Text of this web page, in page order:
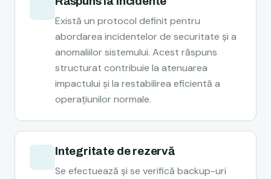
Există un protocol definit pentru
abordarea incidentelor de securitate și a
anomaliilor sistemului. Acest răspuns
structurat contribuie la atenuarea
impactului și la restabilirea eficientă a
operațiunilor normale.
Integritate de rezervă
Se efectuează și se verifică backup-uri